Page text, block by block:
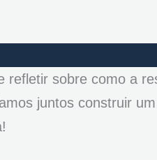
refletir sobre como a
juntos construir